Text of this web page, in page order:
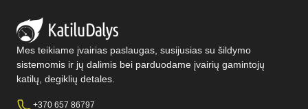
Mes teikiame įvairias paslaugas, susijusias su šildymo
sistemomis ir jų dalimis bei parduodame įvairių gamintojų
katilų, degiklių detales.
+370 657 86797